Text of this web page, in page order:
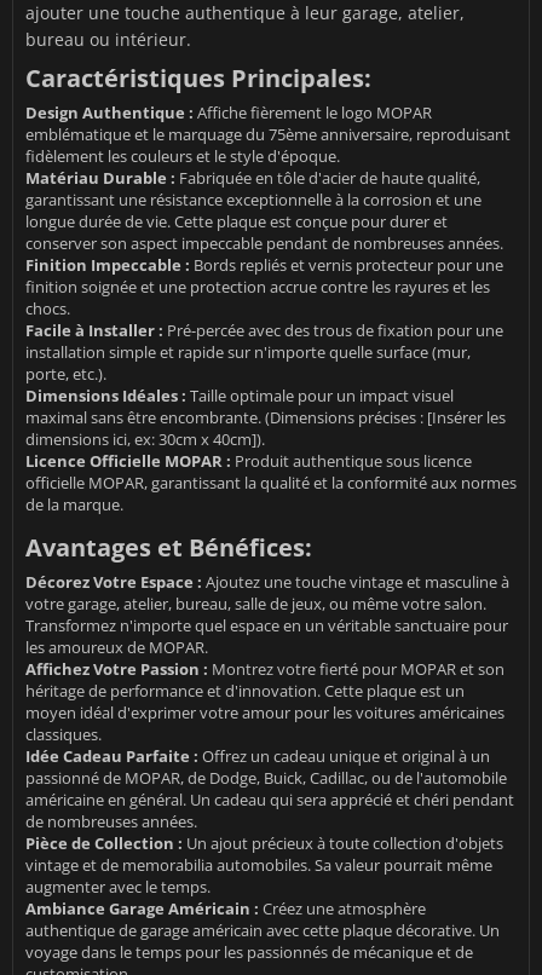
ajouter une touche authentique à leur garage, atelier,
bureau ou intérieur.
Caractéristiques Principales:
Design Authentique : Affiche fièrement le logo MOPAR
emblématique et le marquage du 75ème anniversaire, reproduisant
fidèlement les couleurs et le style d'époque.
Matériau Durable : Fabriquée en tôle d'acier de haute qualité,
garantissant une résistance exceptionnelle à la corrosion et une
longue durée de vie. Cette plaque est conçue pour durer et
conserver son aspect impeccable pendant de nombreuses années.
Finition Impeccable : Bords repliés et vernis protecteur pour une
finition soignée et une protection accrue contre les rayures et les
chocs.
Facile à Installer : Pré-percée avec des trous de fixation pour une
installation simple et rapide sur n'importe quelle surface (mur,
porte, etc.).
Dimensions Idéales : Taille optimale pour un impact visuel
maximal sans être encombrante. (Dimensions précises : [Insérer les
dimensions ici, ex: 30cm x 40cm]).
Licence Officielle MOPAR : Produit authentique sous licence
officielle MOPAR, garantissant la qualité et la conformité aux normes
de la marque.
Avantages et Bénéfices:
Décorez Votre Espace : Ajoutez une touche vintage et masculine à
votre garage, atelier, bureau, salle de jeux, ou même votre salon.
Transformez n'importe quel espace en un véritable sanctuaire pour
les amoureux de MOPAR.
Affichez Votre Passion : Montrez votre fierté pour MOPAR et son
héritage de performance et d'innovation. Cette plaque est un
moyen idéal d'exprimer votre amour pour les voitures américaines
classiques.
Idée Cadeau Parfaite : Offrez un cadeau unique et original à un
passionné de MOPAR, de Dodge, Buick, Cadillac, ou de l'automobile
américaine en général. Un cadeau qui sera apprécié et chéri pendant
de nombreuses années.
Pièce de Collection : Un ajout précieux à toute collection d'objets
vintage et de memorabilia automobiles. Sa valeur pourrait même
augmenter avec le temps.
Ambiance Garage Américain : Créez une atmosphère
authentique de garage américain avec cette plaque décorative. Un
voyage dans le temps pour les passionnés de mécanique et de